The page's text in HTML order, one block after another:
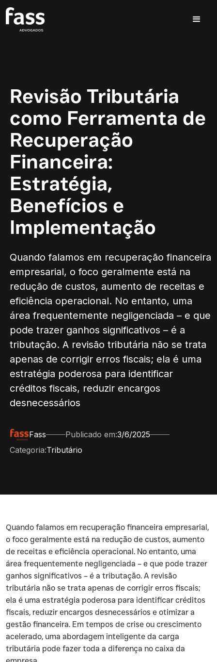
Revisão Tributária
como Ferramenta de
Recuperação
Financeira:
Estratégia,
Benefícios e
Implementação
Quando falamos em recuperação financeira
empresarial, o foco geralmente está na
redução de custos, aumento de receitas e
eficiência operacional. No entanto, uma
área frequentemente negligenciada – e que
pode trazer ganhos significativos – é a
tributação. A revisão tributária não se trata
apenas de corrigir erros fiscais; ela é uma
estratégia poderosa para identificar
créditos fiscais, reduzir encargos
desnecessários
Fass Publicado em:3/6/2025
Categoria:Tributário
Quando falamos em recuperação financeira empresarial,
o foco geralmente está na redução de custos, aumento
de receitas e eficiência operacional. No entanto, uma
área frequentemente negligenciada – e que pode trazer
ganhos significativos – é a tributação. A revisão
tributária não se trata apenas de corrigir erros fiscais;
ela é uma estratégia poderosa para identificar créditos
fiscais, reduzir encargos desnecessários e otimizar a
gestão financeira. Em tempos de crise ou crescimento
acelerado, uma abordagem inteligente da carga
tributária pode fazer toda a diferença no caixa da